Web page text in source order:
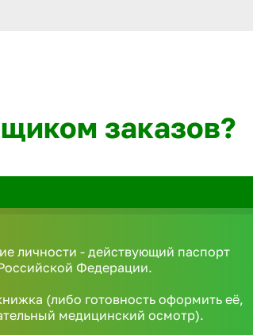
заказов?
личности - действующий паспорт
Федерации.
(либо готовность оформить её,
медицинский осмотр).